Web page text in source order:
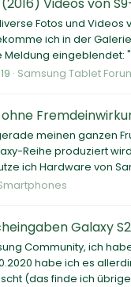
Fotos und Videos
ich in der
eingeblendet:
Samsung Tablet
meinen ganzen
Reihe produziert
ich Hardware von
Galaxy
Community, ich
habe ich es
(das finde ich